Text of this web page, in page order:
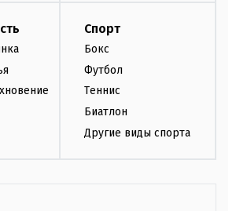
Спорт
Бокс
Футбол
Теннис
Биатлон
Другие виды спорта